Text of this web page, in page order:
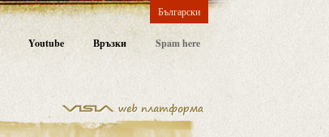
Български
Youtube Връзки Spam here